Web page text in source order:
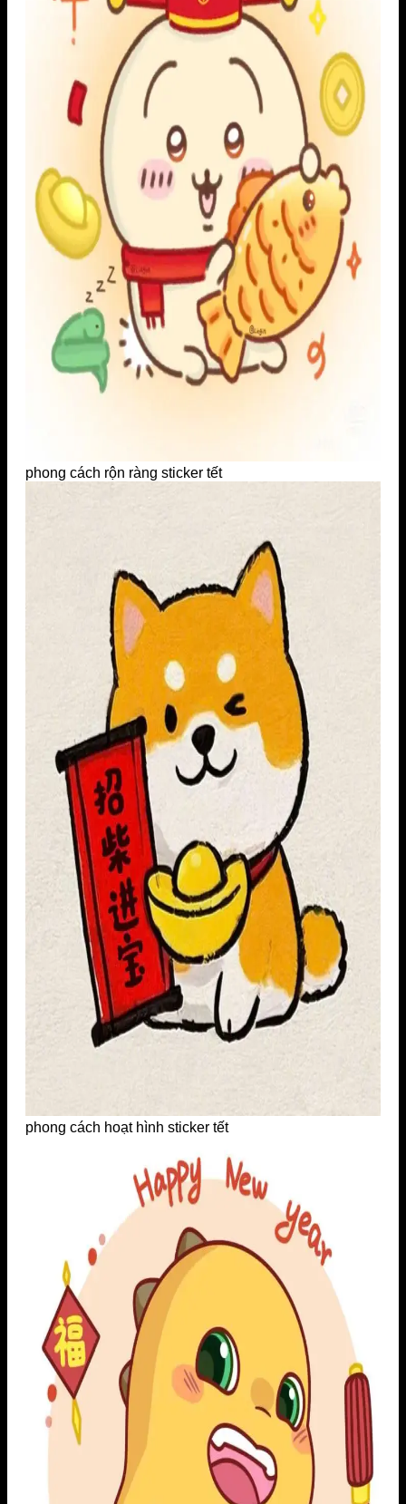
phong cách rộn ràng sticker tết
phong cách hoạt hình sticker tết